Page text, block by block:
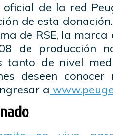
oficial de la red
de esta
de RSE, la marca
de producción
tanto de nivel
deseen
a